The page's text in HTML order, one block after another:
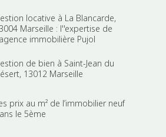
locative à La Blancarde,
Marseille : l''expertise de
immobilière Pujol
de bien à Saint-Jean du
13012 Marseille
prix au m² de l’immobilier neuf
le 5ème